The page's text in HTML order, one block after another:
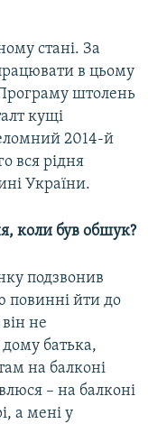
стані. За
в цьому
штолень
кущі
2014-й
вся рідня
України.
коли був обшук?
подзвонив
повинні йти до
не
дому батька,
на балконі
– на балконі
а мені у